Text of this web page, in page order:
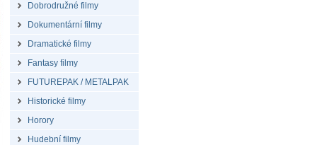
Dobrodružné filmy
Dokumentární filmy
Dramatické filmy
Fantasy filmy
FUTUREPAK / METALPAK
Historické filmy
Horory
Hudební filmy